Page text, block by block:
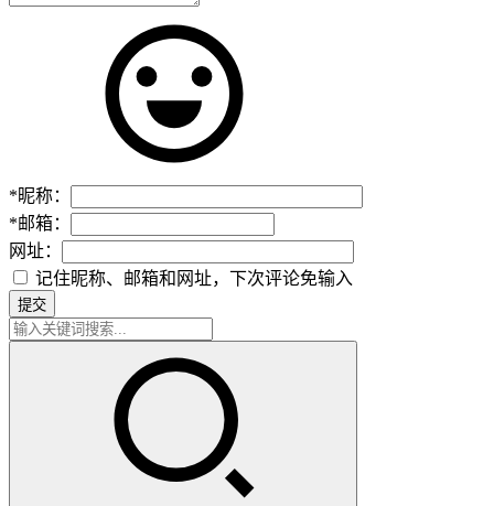
*昵称：
*邮箱：
网址：
记住昵称、邮箱和网址，下次评论免输入
提交